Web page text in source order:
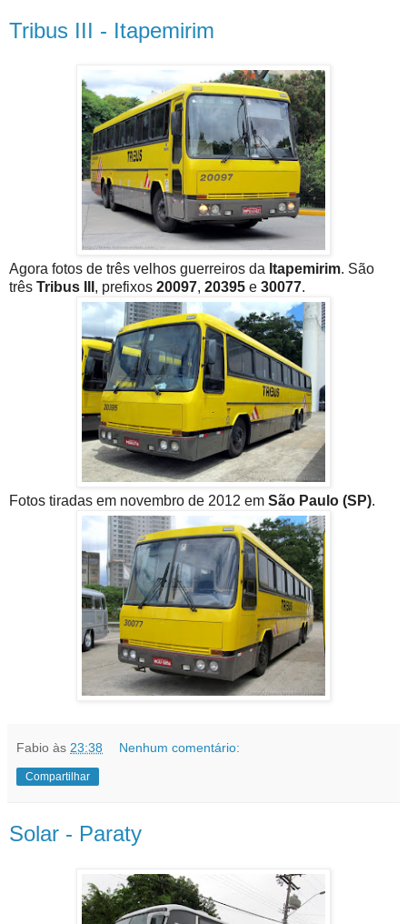
Tribus III - Itapemirim
Agora fotos de três velhos guerreiros da Itapemirim. São
três Tribus III , prefixos 20097, 20395 e 30077.
Fotos tiradas em novembro de 2012 em São Paulo (SP).
Fabio às 23:38 Nenhum comentário:
Compartilhar
Solar - Paraty